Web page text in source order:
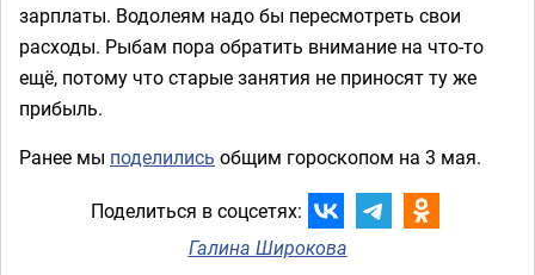
зарплаты. Водолеям надо бы пересмотреть свои
расходы. Рыбам пора обратить внимание на что-то
ещё, потому что старые занятия не приносят ту же
прибыль.
Ранее мы поделились общим гороскопом на 3 мая.
Поделиться в соцсетях:
Галина Широкова